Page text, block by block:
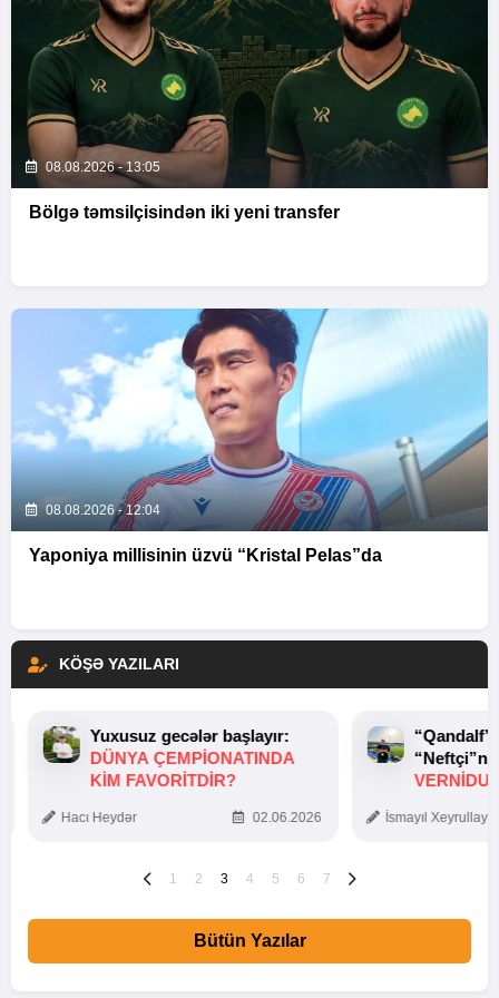
08.08.2026 - 13:05
Bölgə təmsilçisindən iki yeni transfer
08.08.2026 - 12:04
Yaponiya millisinin üzvü “Kristal Pelas”da
KÖŞƏ YAZILARI
Yuxusuz gecələr başlayır:
DÜNYA ÇEMPIONATINDA
KIM FAVORITDIR?
Hacı Heydər 02.06.2026 İsmayıl
1 2 3 4 5 6 7
Bütün Yazılar